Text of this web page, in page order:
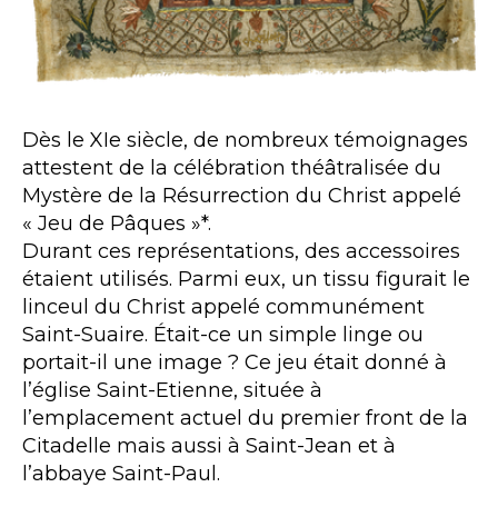
Dès le XIe siècle, de nombreux témoignages
attestent de la célébration théâtralisée du
Mystère de la Résurrection du Christ appelé
« Jeu de Pâques »*.
Durant ces représentations, des accessoires
étaient utilisés. Parmi eux, un tissu figurait le
linceul du Christ appelé communément
Saint-Suaire. Était-ce un simple linge ou
portait-il une image ? Ce jeu était donné à
l’église Saint-Etienne, située à
l’emplacement actuel du premier front de la
Citadelle mais aussi à Saint-Jean et à
l’abbaye Saint-Paul.